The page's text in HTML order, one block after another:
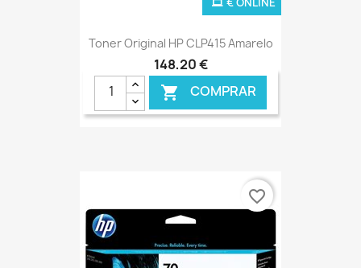
Toner Original HP CLP415 Amarelo
148,20 €
 COMPRAR
favorite_border